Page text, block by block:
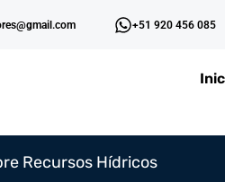
+51 920 456 085
Recursos Hídricos